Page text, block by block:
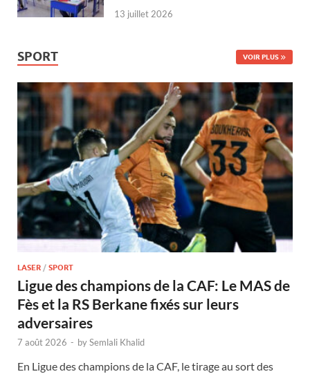
13 juillet 2026
SPORT VOIR PLUS
LASER / SPORT
Ligue des champions de la CAF: Le MAS de
Fès et la RS Berkane fixés sur leurs
adversaires
7 août 2026 - bySemlali Khalid
En Ligue des champions de la CAF, le tirage au sort des